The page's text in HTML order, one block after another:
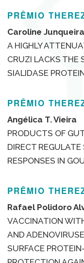
PRÊMIO
Caroline Junqueira
A HIGHLY
CRUZI LACKS THE
SIALIDASE
PRÊMIO
Angélica T. Vieira
PRODUCTS OF
DIRECT
RESPONSES IN
PRÊMIO
Rafael Polidoro
VACCINATION
AND
SURFACE